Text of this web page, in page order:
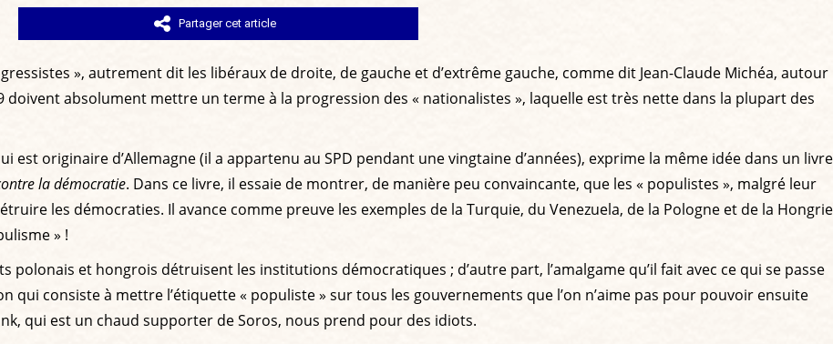
Partager cet article
», autrement dit les libéraux de droite, de gauche et d’extrême gauche, comme dit Jean-Claude Michéa, autour
doivent absolument mettre un terme à la progression des « nationalistes », laquelle est très nette dans la plupart des
est originaire d’Allemagne (il a appartenu au SPD pendant une vingtaine d’années), exprime la même idée dans un livre
la démocratie. Dans ce livre, il essaie de montrer, de manière peu convaincante, que les « populistes », malgré leur
les démocraties. Il avance comme preuve les exemples de la Turquie, du Venezuela, de la Pologne et de la Hongrie
» !
polonais et hongrois détruisent les institutions démocratiques ; d’autre part, l’amalgame qu’il fait avec ce qui se passe
qui consiste à mettre l’étiquette « populiste » sur tous les gouvernements que l’on n’aime pas pour pouvoir ensuite
qui est un chaud supporter de Soros, nous prend pour des idiots.